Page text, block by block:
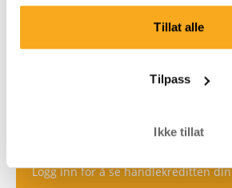
Tillat alle
Tilpass
Ikke tillat
Logg inn for å se handlekreditten din